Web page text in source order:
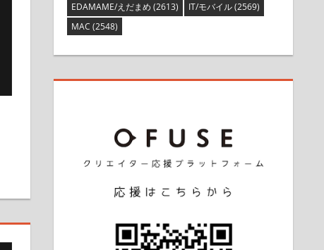
EDAMAME/えだまめ (2613) IT/モバイル(2569)
MAC (2548)